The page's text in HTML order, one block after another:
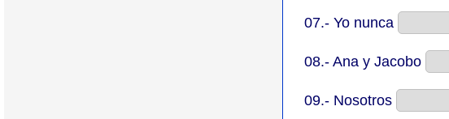
07.- Yo nunca
08.- Ana y Jacobo
09.- Nosotros